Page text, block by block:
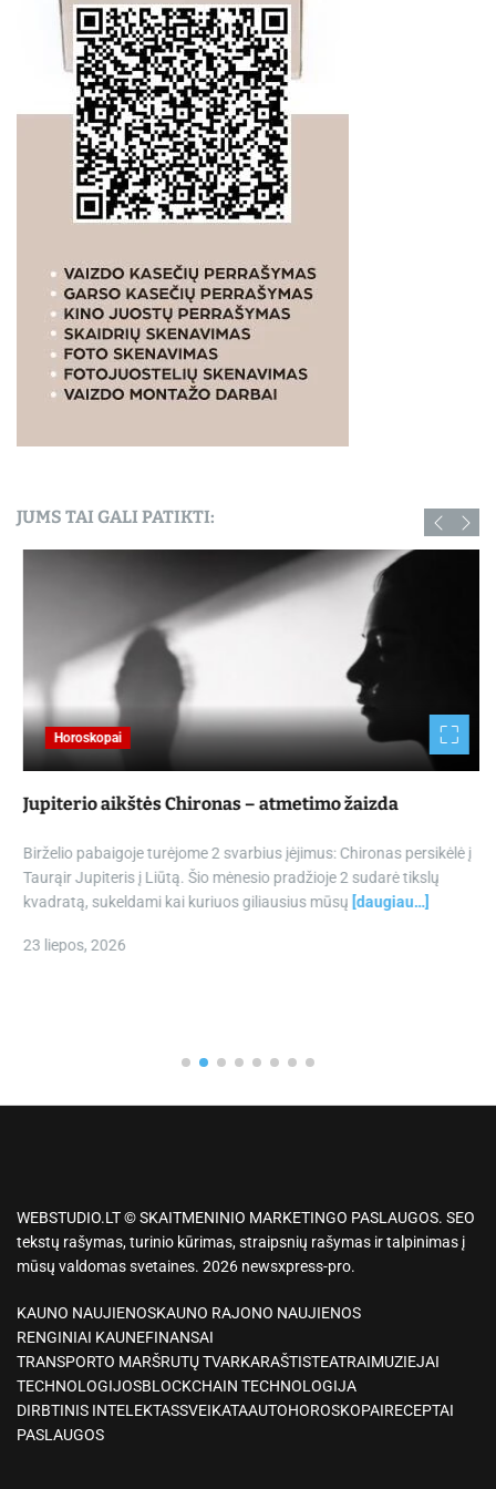
JUMS TAI GALI PATIKTI:
Horoskopai
Jupiterio aikštės Chironas – atmetimo žaizda
Birželio pabaigoje turėjome 2 svarbius įėjimus: Chironas persikėlė į
Taurąir Jupiteris į Liūtą. Šio mėnesio pradžioje 2 sudarė tikslų
kvadratą, sukeldami kai kuriuos giliausius mūsų[daugiau…]
23 liepos, 2026
WEBSTUDIO.LT © SKAITMENINIO MARKETINGO PASLAUGOS. SEO
tekstų rašymas, turinio kūrimas, straipsnių rašymas ir talpinimas į
mūsų valdomas svetaines. 2026 newsxpress-pro.
KAUNO NAUJIENOSKAUNO RAJONO NAUJIENOS
RENGINIAI KAUNEFINANSAI
TRANSPORTO MARŠRUTŲ TVARKARAŠTISTEATRAIMUZIEJAI
TECHNOLOGIJOSBLOCKCHAIN TECHNOLOGIJA
DIRBTINIS INTELEKTASSVEIKATAAUTOHOROSKOPAIRECEPTAI
PASLAUGOS